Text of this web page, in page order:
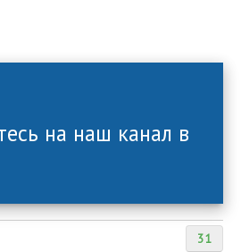
на наш канал в
31